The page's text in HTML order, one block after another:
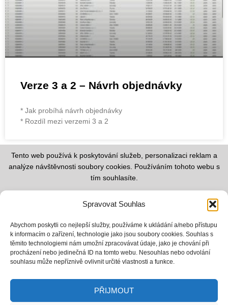
Spravovat Souhlas
Abychom poskytli co nejlepší služby, používáme k ukládání a/nebo přístupu
k informacím o zařízení, technologie jako jsou soubory cookies. Souhlas s
těmito technologiemi nám umožní zpracovávat údaje, jako je chování při
procházení nebo jedinečná ID na tomto webu. Nesouhlas nebo odvolání
souhlasu může nepříznivě ovlivnit určité vlastnosti a funkce.
PŘIJMOUT
Verze 3 a 2 – Návrh objednávky
* Jak probíhá návrh objednávky
* Rozdíl mezi verzemi 3 a 2
Tento web používá k poskytování služeb, personalizaci reklam a
analýze návštěvnosti soubory cookies. Používáním tohoto webu s
tím souhlasíte.
Informace o zpracování cookies
Obchodní podmínky
Kpt. Jaroše 5589/38
722 00 Ostrava-Třebovice
tel.: 602 516 233